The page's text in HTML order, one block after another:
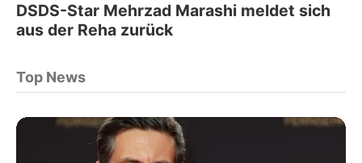
DSDS-Star Mehrzad Marashi meldet sich
aus der Reha zurück
Top News